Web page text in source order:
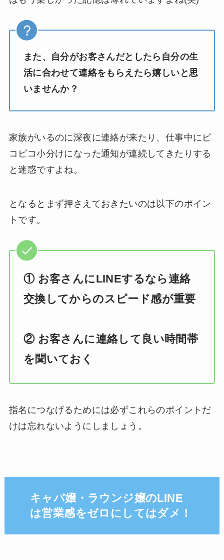
また、自分がお客さんだとしたら自分の生
活に合わせて連絡をもらえたら嬉しいと思
いませんか？
家族がいるのに深夜に連絡が来たり、仕事中にピ
コピコ小分けになった通知が連続してきたりする
と迷惑ですよね。
となるとまず押さえておきたいのは以下のポイン
トです。
① お客さんにLINEするなら連絡
交換してからのスピード感が重要
② お客さんに連絡して良い時間帯
を聞いておく
指名につなげるためには必ずこれらのポイントだ
けは忘れないようにしましょう。
キャバ嬢・ラウンジ嬢のLINE
は営業感をゼロにしてはダメ！